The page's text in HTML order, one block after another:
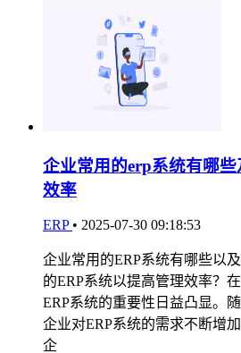
企业常用的erp系统有哪
效率
ERP • 2025-07-30 09:18:53
企业常用的ERP系统有哪些以
的ERP系统以提高管理效率？
ERP系统的重要性日益凸显。
企业对ERP系统的需求不断增
企